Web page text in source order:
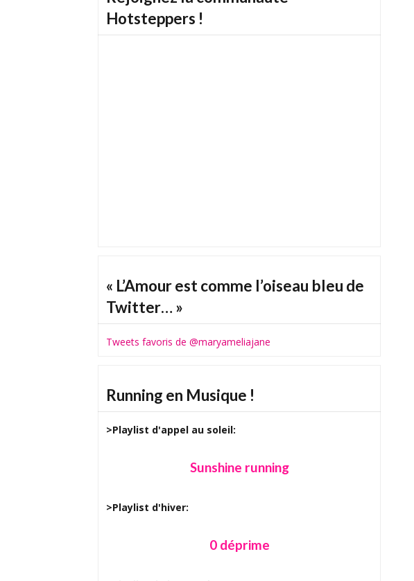
Rejoignez la communauté
Hotsteppers !
« L’Amour est comme l’oiseau bleu de
Twitter… »
Running en Musique !